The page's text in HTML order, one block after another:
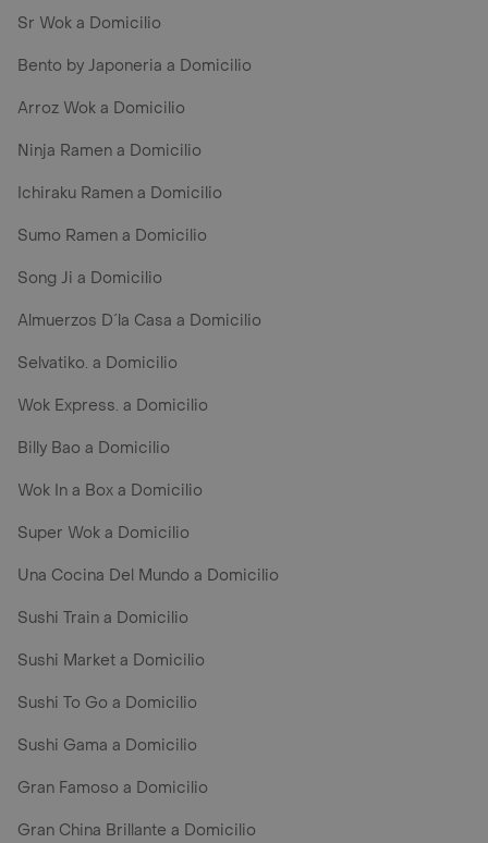
Sr Wok a Domicilio
Bento by Japoneria a Domicilio
Arroz Wok a Domicilio
Ninja Ramen a Domicilio
Ichiraku Ramen a Domicilio
Sumo Ramen a Domicilio
Song Ji a Domicilio
Almuerzos D´la Casa a Domicilio
Selvatiko. a Domicilio
Wok Express. a Domicilio
Billy Bao a Domicilio
Wok In a Box a Domicilio
Super Wok a Domicilio
Una Cocina Del Mundo a Domicilio
Sushi Train a Domicilio
Sushi Market a Domicilio
Sushi To Go a Domicilio
Sushi Gama a Domicilio
Gran Famoso a Domicilio
Gran China Brillante a Domicilio